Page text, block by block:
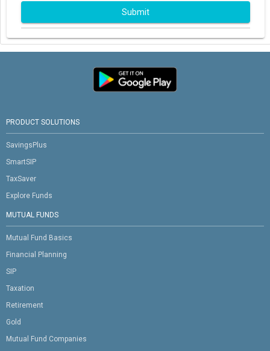
Submit
PRODUCT SOLUTIONS
SavingsPlus
SmartSIP
TaxSaver
Explore Funds
MUTUAL FUNDS
Mutual Fund Basics
Financial Planning
SIP
Taxation
Retirement
Gold
Mutual Fund Companies